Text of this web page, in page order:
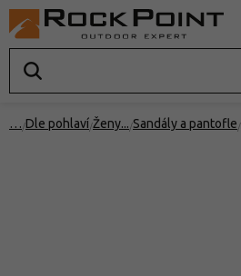
… Dle pohlaví Ženy Sandály a pantofle